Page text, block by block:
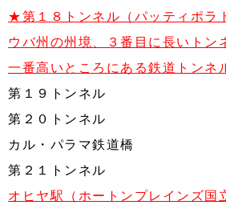
★第１８トンネル（パッティポラ
ウバ州の州境、３番目に長いトン
一番高いところにある鉄道トンネ
第１９トンネル
第２０トンネル
カル・パラマ鉄道橋
第２１トンネル
オヒヤ駅（ホートンプレインズ国